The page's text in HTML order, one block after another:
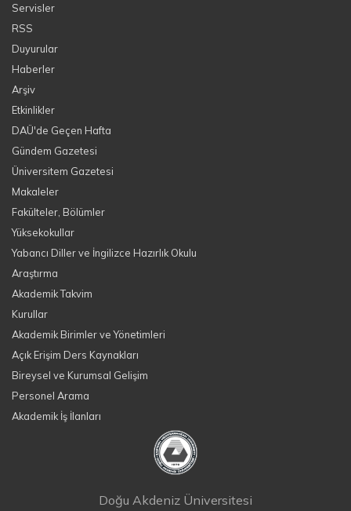
Servisler
RSS
Duyurular
Haberler
Arşiv
Etkinlikler
DAÜ'de Geçen Hafta
Gündem Gazetesi
Üniversitem Gazetesi
Makaleler
Fakülteler, Bölümler
Yüksekokullar
Yabancı Diller ve İngilizce Hazırlık Okulu
Araştırma
Akademik Takvim
Kurullar
Akademik Birimler ve Yönetimleri
Açık Erişim Ders Kaynakları
Bireysel ve Kurumsal Gelişim
Personel Arama
Akademik İş İlanları
Doğu Akdeniz Üniversitesi